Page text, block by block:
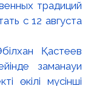
традиций
с 12 августа